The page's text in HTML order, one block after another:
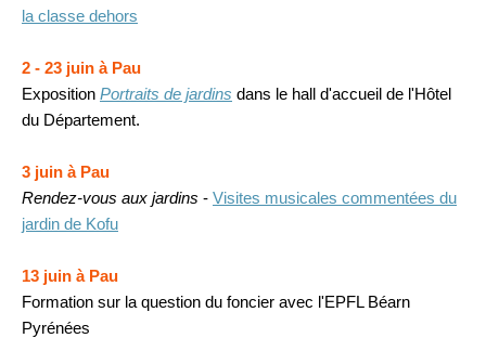
la classe dehors
2 - 23 juin à Pau
Exposition Portraits de jardins dans le hall d'accueil de l'Hôtel
du Département.
3 juin à Pau
Rendez-vous aux jardins - Visites musicales commentées du
jardin de Kofu
13 juin à Pau
Formation sur la question du foncier avec l'EPFL Béarn
Pyrénées